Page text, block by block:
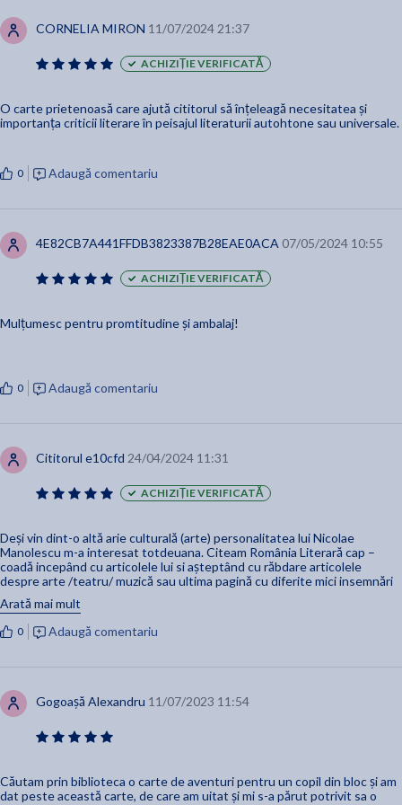
CORNELIA MIRON 11/07/2024 21:37
ACHIZIȚIE VERIFICATĂ
O carte prietenoasă care ajută cititorul să înțeleagă necesitatea și
importanța criticii literare în peisajul literaturii autohtone sau universale.
0 Adaugă comentariu
4E82CB7A441FFDB3823387B28EAE0ACA 07/05/2024 10:55
ACHIZIȚIE VERIFICATĂ
Mulțumesc pentru promtitudine și ambalaj!
0 Adaugă comentariu
Cititorul e10cfd 24/04/2024 11:31
ACHIZIȚIE VERIFICATĂ
Deși vin dint-o altă arie culturală (arte) personalitatea lui Nicolae
Manolescu m-a interesat totdeuana. Citeam România Literară cap –
coadă incepând cu articolele lui si așteptând cu răbdare articolele
despre arte /teatru/ muzică sau ultima pagină cu diferite mici insemnări
cu haz. Il văzusem și la Profesioniștii Eugeniei Vodă. Cât de adevărată și
nesofisticată personalitate. Așa că volumul cumpărat recent pe care am
inceput să il citesc mi-l aducea si mai aproape prin litera cărtii pe care o
țin în mână. Mulțumesc.
Arată mai mult
0 Adaugă comentariu
Gogoașă Alexandru 11/07/2023 11:54
Căutam prin biblioteca o carte de aventuri pentru un copil din bloc și am
dat peste această carte, de care am uitat și mi s-a părut potrivit sa o